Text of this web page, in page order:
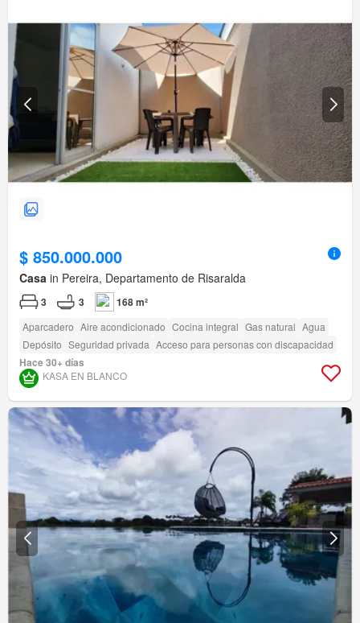
$ 850.000.000
Casa in Pereira, Departamento de Risaralda
3 3 168 m²
Aparcadero Aire acondicionado Cocina integral Gas natural Agua
Depósito Seguridad privada Acceso para personas con discapacidad
Hace 30+ días
KASA EN BLANCO